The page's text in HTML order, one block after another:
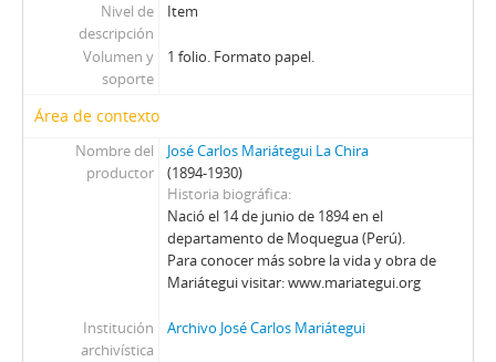
Nivel de
descripción
Item
Volumen y
soporte
1 folio. Formato papel.
Área de contexto
Nombre del
productor
José Carlos Mariátegui La Chira
(1894-1930)
Historia biográfica
Nació el 14 de junio de 1894 en el
departamento de Moquegua (Perú).
Para conocer más sobre la vida y obra de
Mariátegui visitar: www.mariategui.org
Institución
archivística
Archivo José Carlos Mariátegui